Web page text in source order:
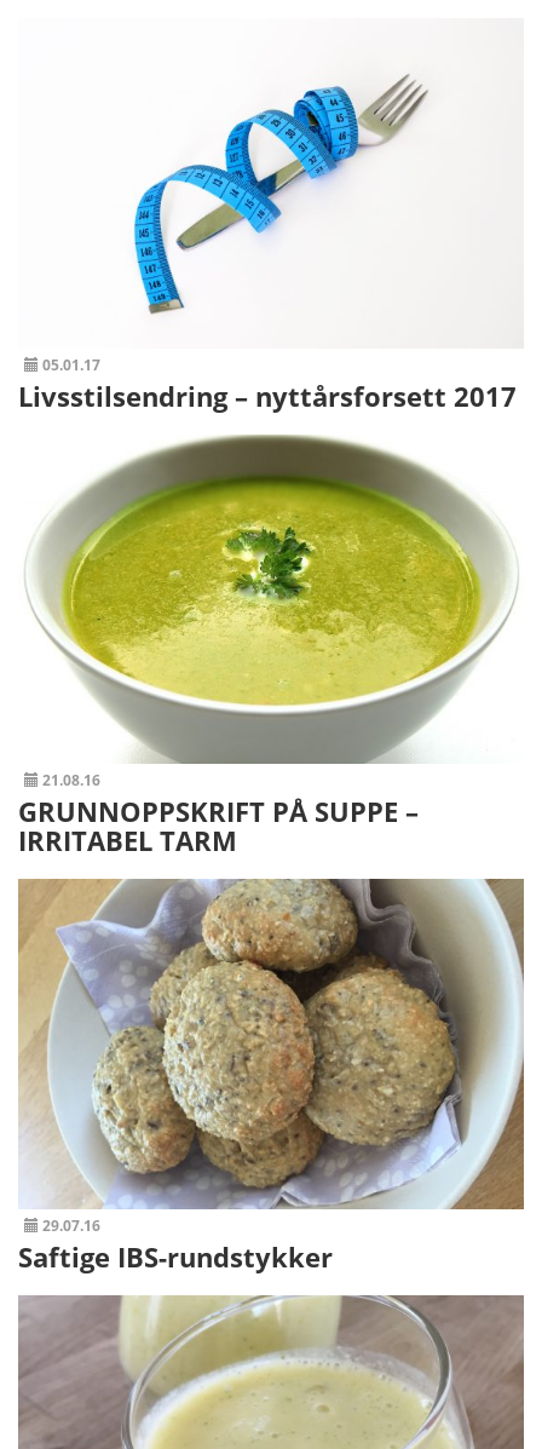
05.01.17
Livsstilsendring – nyttårsforsett 2017
21.08.16
GRUNNOPPSKRIFT PÅ SUPPE –
IRRITABEL TARM
29.07.16
Saftige IBS-rundstykker